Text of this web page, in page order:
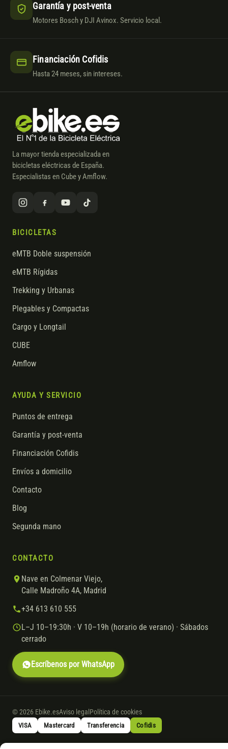
Garantía y post-venta
Motores Bosch y DJI Avinox. Servicio local.
Financiación Cofidis
Hasta 24 meses, sin intereses.
La mayor tienda especializada en
bicicletas eléctricas de España.
Especialistas en Cube y Amflow.
BICICLETAS
eMTB Doble suspensión
eMTB Rígidas
Trekking y Urbanas
Plegables y Compactas
Cargo y Longtail
CUBE
Amflow
AYUDA Y SERVICIO
Puntos de entrega
Garantía y post-venta
Financiación Cofidis
Envíos a domicilio
Contacto
Blog
Segunda mano
CONTACTO
Nave en Colmenar Viejo,
Calle Madroño 4A, Madrid
+34 613 610 555
L–J 10–19:30h · V 10–19h (horario de verano) · Sábados
cerrado
Escríbenos por WhatsApp
© 2026 Ebike.esAviso legalPolítica de cookies
VISA Mastercard Transferencia Cofidis